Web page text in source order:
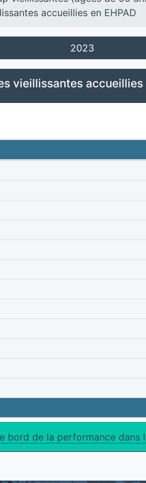
accueillies en EHPAD
2023
vieillissantes accueillies
bord de la performance dans